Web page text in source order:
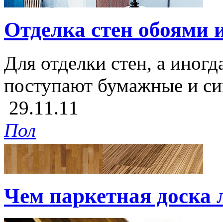
Отделка стен обоями
Для отделки стен, а
поступают бумажные и
29.11.11
Пол
Чем паркетная